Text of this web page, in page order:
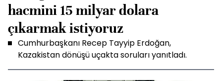
hacmini 15 milyar dolara
çıkarmak istiyoruz
Cumhurbaşkanı Recep Tayyip Erdoğan,
Kazakistan dönüşü uçakta soruları yanıtladı.